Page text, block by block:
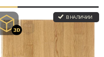
В НАЛИЧИИ